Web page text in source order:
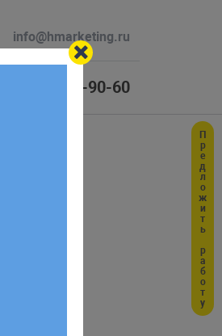
info@hmarketing.ru
+7 (925) 464-90-60
Предложить работу